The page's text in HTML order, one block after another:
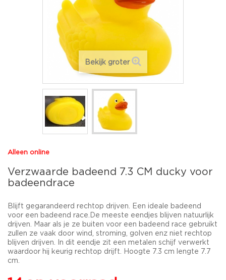
Bekijk groter
Alleen online
Verzwaarde badeend 7.3 CM ducky voor
badeendrace
Blijft gegarandeerd rechtop drijven. Een ideale badeend
voor een badeend race.De meeste eendjes blijven natuurlijk
drijven. Maar als je ze buiten voor een badeend race gebruikt
zullen ze vaak door wind, stroming, golven enz niet rechtop
blijven drijven. In dit eendje zit een metalen schijf verwerkt
waardoor hij keurig rechtop drijft. H oogte 7.3 cm lengte 7.7
cm.